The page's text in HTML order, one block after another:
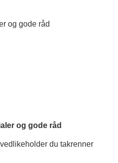
og gode råd